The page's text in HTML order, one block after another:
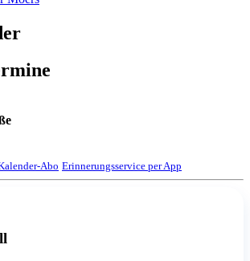
Abo Erinnerungsservice per App